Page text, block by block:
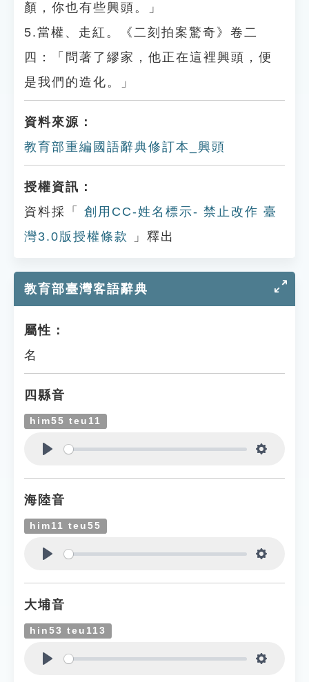
顏，你也有些興頭。」
5.當權、走紅。《二刻拍案驚奇》卷二
四：「問著了繆家，他正在這裡興頭，便
是我們的造化。」
資料來源：
教育部重編國語辭典修訂本_興頭
授權資訊：
資料採「
創用CC-姓名標示- 禁止改作 臺
灣3.0版授權條款
」釋出
教育部臺灣客語辭典
屬性：
名
四縣音
him55 teu11
海陸音
him11 teu55
大埔音
hin53 teu113